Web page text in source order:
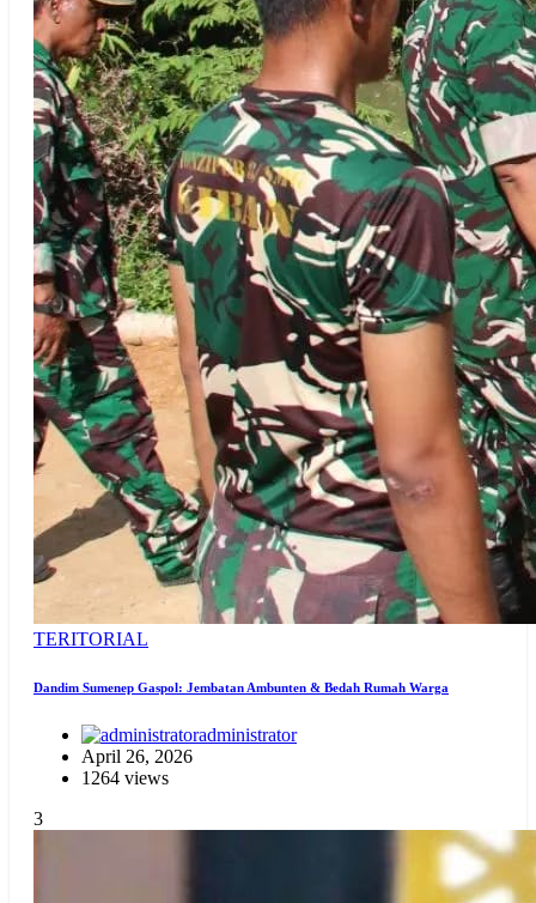
TERITORIAL
Dandim Sumenep Gaspol: Jembatan Ambunten & Bedah Rumah Warga
administrator
April 26, 2026
1264 views
3